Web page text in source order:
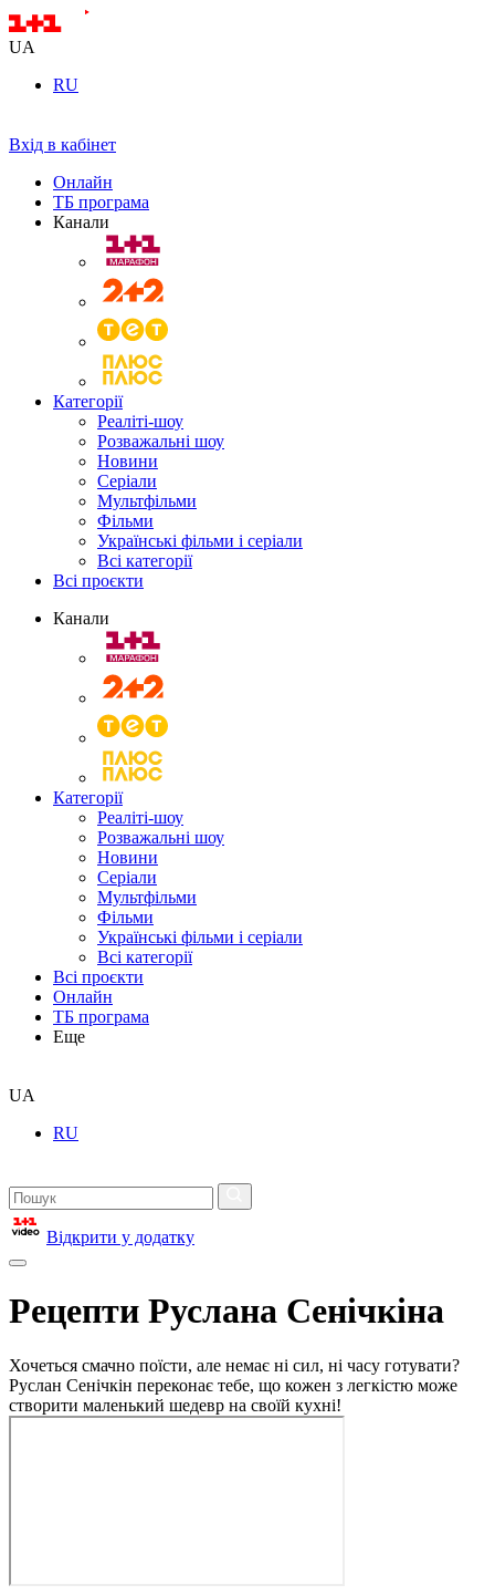
UA
RU
Вхід в кабінет
Онлайн
ТБ програма
Канали
Категорії
Реаліті-шоу
Розважальні шоу
Новини
Серіали
Мультфільми
Фільми
Українські фільми і серіали
Всі категорії
Всі проєкти
Канали
Категорії
Реаліті-шоу
Розважальні шоу
Новини
Серіали
Мультфільми
Фільми
Українські фільми і серіали
Всі категорії
Всі проєкти
Онлайн
ТБ програма
Еще
UA
RU
Відкрити у додатку
Рецепти Руслана Сенічкіна
Хочеться смачно поїсти, але немає ні сил, ні часу готувати?
Руслан Сенічкін переконає тебе, що кожен з легкістю може
створити маленький шедевр на своїй кухні!